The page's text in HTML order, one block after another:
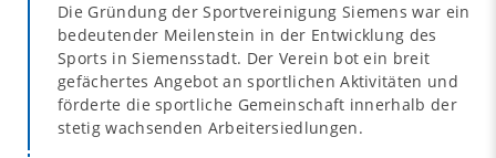
Die Gründung der Sportvereinigung Siemens war ein
bedeutender Meilenstein in der Entwicklung des
Sports in Siemensstadt. Der Verein bot ein breit
gefächertes Angebot an sportlichen Aktivitäten und
förderte die sportliche Gemeinschaft innerhalb der
stetig wachsenden Arbeitersiedlungen.